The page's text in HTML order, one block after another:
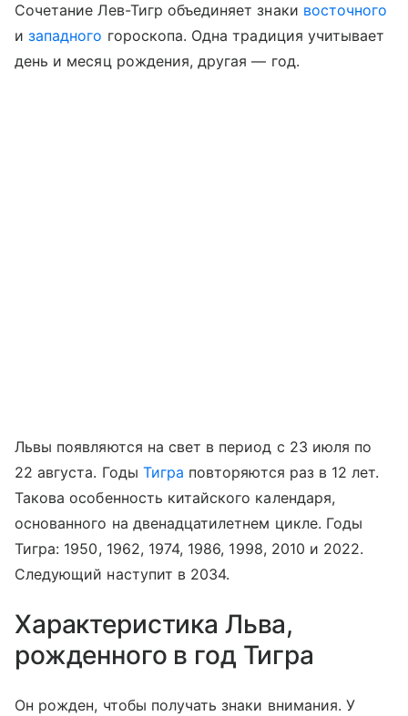
Сочетание Лев-Тигр объединяет знаки восточного
изападного гороскопа. Одна традиция учитывает
день и месяц рождения, другая — год.
Львы появляются на свет в период с 23 июля по
22 августа. Годы Тигра повторяются раз в 12 лет.
Такова особенность китайского календаря,
основанного на двенадцатилетнем цикле. Годы
Тигра: 1950, 1962, 1974, 1986, 1998, 2010 и 2022.
Следующий наступит в 2034.
Характеристика Льва,
рожденного в год Тигра
Он рожден, чтобы получать знаки внимания. У